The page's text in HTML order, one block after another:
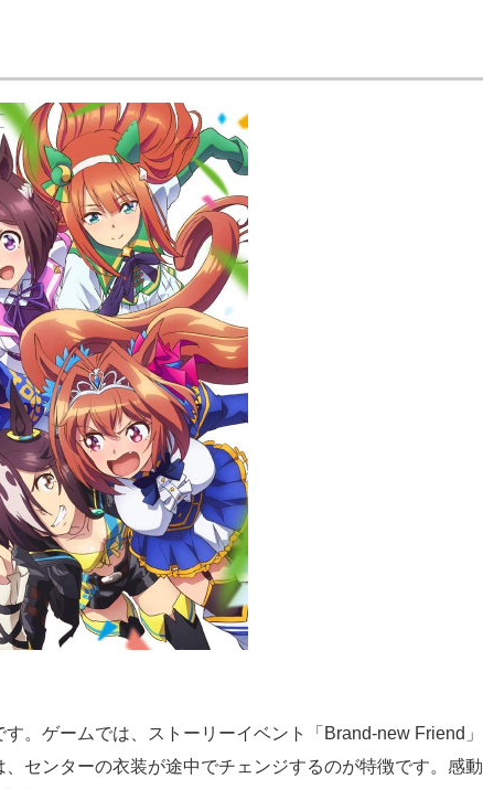
。ゲームでは、ストーリーイベント「Brand-new Friend」
センターの衣装が途中でチェンジするのが特徴です。感動